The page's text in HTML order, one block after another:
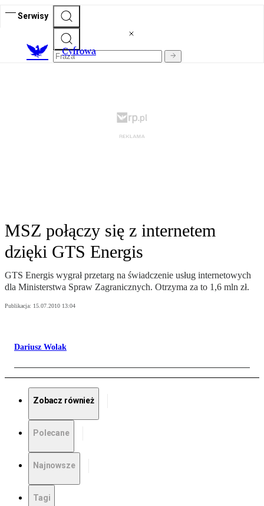
Serwisy
Cyfrowa
MSZ połączy się z internetem
dzięki GTS Energis
GTS Energis wygrał przetarg na świadczenie usług internetowych
dla Ministerstwa Spraw Zagranicznych. Otrzyma za to 1,6 mln zł.
Publikacja: 15.07.2010 13:04
Dariusz Wolak
Zobacz również
Polecane
Najnowsze
Tagi